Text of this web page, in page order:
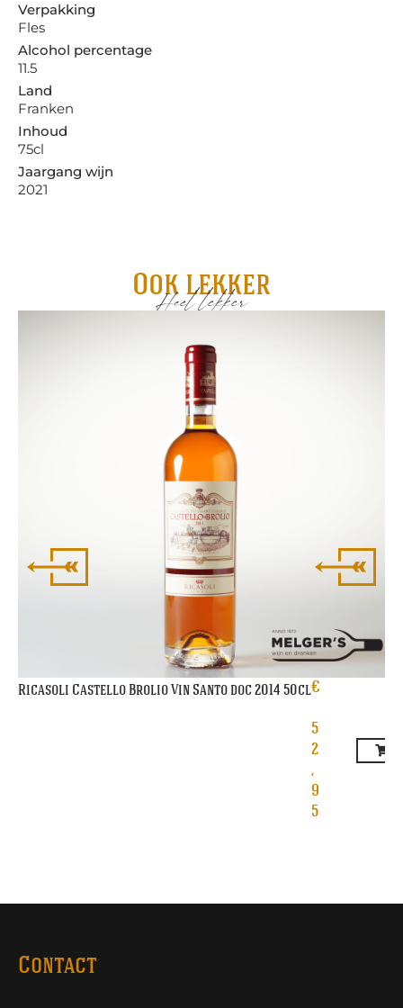
Verpakking
Fles
Alcohol percentage
11.5
Land
Franken
Inhoud
75cl
Jaargang wijn
2021
Ook lekker
Heel lekker
Ricasoli Castello Brolio Vin Santo doc 2014 50cl€
5
2
,
9
5
Contact